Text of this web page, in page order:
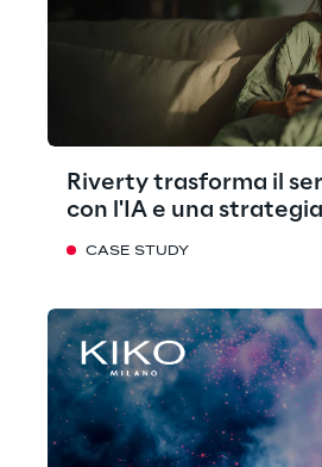
Riverty trasforma il
con l'IA e una
CASE STUDY